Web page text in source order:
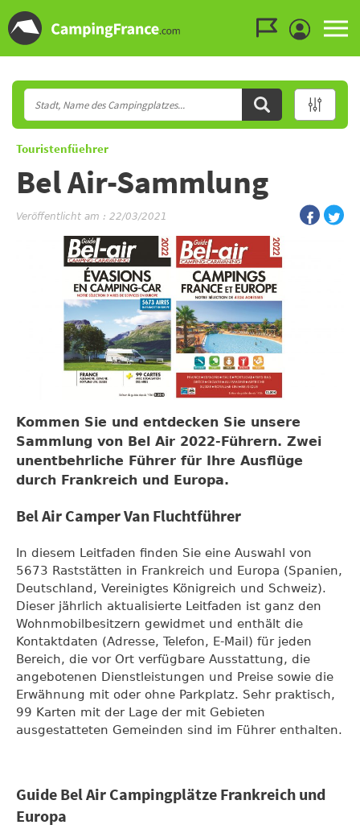
Touristenfüehrer
Bel Air-Sammlung
Veröffentlicht am : 22/03/2021
Kommen Sie und entdecken Sie unsere
Sammlung von Bel Air 2022-Führern. Zwei
unentbehrliche Führer für Ihre Ausflüge
durch Frankreich und Europa.
Bel Air Camper Van Fluchtführer
In diesem Leitfaden finden Sie eine Auswahl von
5673 Raststätten in Frankreich und Europa (Spanien,
Deutschland, Vereinigtes Königreich und Schweiz).
Dieser jährlich aktualisierte Leitfaden ist ganz den
Wohnmobilbesitzern gewidmet und enthält die
Kontaktdaten (Adresse, Telefon, E-Mail) für jeden
Bereich, die vor Ort verfügbare Ausstattung, die
angebotenen Dienstleistungen und Preise sowie die
Erwähnung mit oder ohne Parkplatz. Sehr praktisch,
99 Karten mit der Lage der mit Gebieten
ausgestatteten Gemeinden sind im Führer enthalten.
Guide Bel Air Campingplätze Frankreich und
Europa